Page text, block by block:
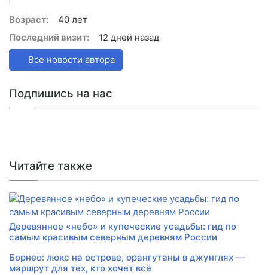
Возраст:
40 лет
Последний визит:
12 дней назад
Все новости автора
Подпишись на нас
Читайте также
Деревянное «небо» и купеческие усадьбы: гид по
самым красивым северным деревням России
Борнео: люкс на острове, орангутаны в джунглях —
маршрут для тех, кто хочет всё